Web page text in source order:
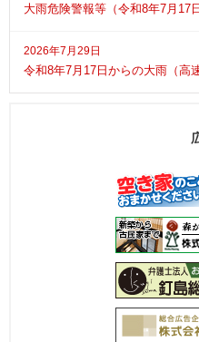
大雨危険警報等（令和8年7月17
2026年7月29日
令和8年7月17日からの大雨（高